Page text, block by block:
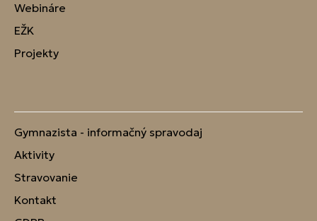
Webináre
EŽK
Projekty
Gymnazista - informačný spravodaj
Aktivity
Stravovanie
Kontakt